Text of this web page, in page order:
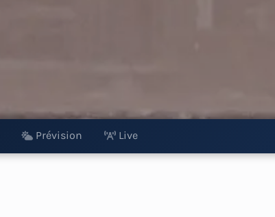
Prévision Live